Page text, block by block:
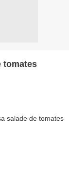
tomates